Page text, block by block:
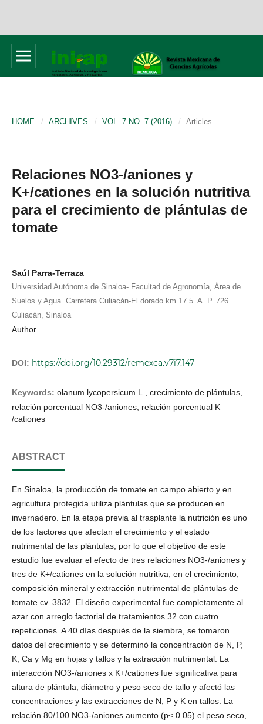
HOME / ARCHIVES / VOL. 7 NO. 7 (2016) / Articles
Relaciones NO3-/aniones y
K+/cationes en la solución nutritiva
para el crecimiento de plántulas de
tomate
Saúl Parra-Terraza
Universidad Autónoma de Sinaloa- Facultad de Agronomía, Área de
Suelos y Agua. Carretera Culiacán-El dorado km 17.5. A. P. 726.
Culiacán, Sinaloa
Author
DOI: https://doi.org/10.29312/remexca.v7i7.147
Keywords: olanum lycopersicum L., crecimiento de plántulas,
relación porcentual NO3-/aniones, relación porcentual K
/cationes
ABSTRACT
En Sinaloa, la producción de tomate en campo abierto y en
agricultura protegida utiliza plántulas que se producen en
invernadero. En la etapa previa al trasplante la nutrición es uno
de los factores que afectan el crecimiento y el estado
nutrimental de las plántulas, por lo que el objetivo de este
estudio fue evaluar el efecto de tres relaciones NO3-/aniones y
tres de K+/cationes en la solución nutritiva, en el crecimiento,
composición mineral y extracción nutrimental de plántulas de
tomate cv. 3832. El diseño experimental fue completamente al
azar con arreglo factorial de tratamientos 32 con cuatro
repeticiones. A 40 días después de la siembra, se tomaron
datos del crecimiento y se determinó la concentración de N, P,
K, Ca y Mg en hojas y tallos y la extracción nutrimental. La
interacción NO3-/aniones x K+/cationes fue significativa para
altura de plántula, diámetro y peso seco de tallo y afectó las
concentraciones y las extracciones de N, P y K en tallos. La
relación 80/100 NO3-/aniones aumento (p≤ 0.05) el peso seco,